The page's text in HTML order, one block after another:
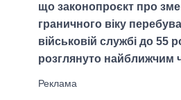
що законопроєкт про
граничного віку
військовій службі до 55
розглянуто найближчим